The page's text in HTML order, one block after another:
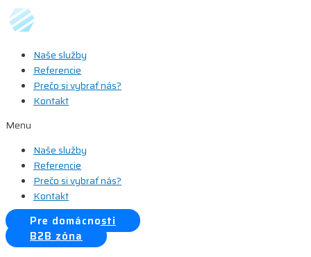
Preskočiť
na
Naše služby
Referencie
Prečo si vybrať nás?
Kontakt
Menu
Naše služby
Referencie
Prečo si vybrať nás?
Kontakt
Pre domácnosti
B2B zóna